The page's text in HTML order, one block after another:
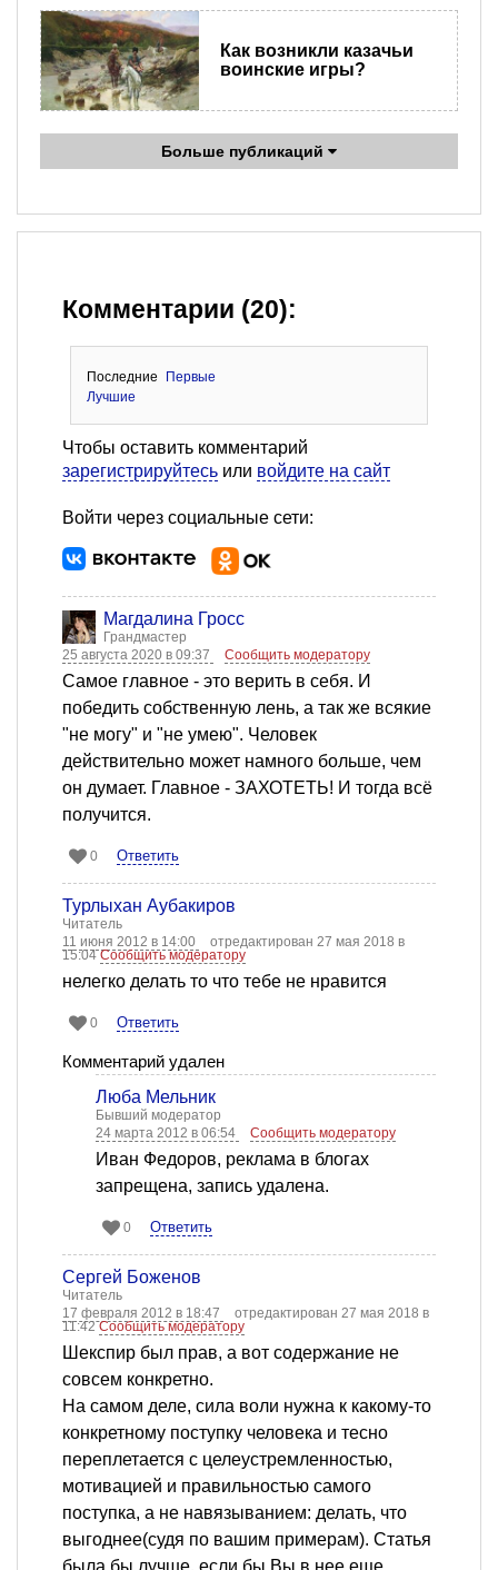
Как возникли казачьи
воинские игры?
Больше публикаций
Комментарии (20):
Последние
Первые
Лучшие
Чтобы оставить комментарий
зарегистрируйтесь или войдите на сайт
Войти через социальные сети:
Магдалина Гросс
Грандмастер
25 августа 2020 в 09:37
Сообщить модератору
Самое главное - это верить в себя. И
победить собственную лень, а так же всякие
"не могу" и "не умею". Человек
действительно может намного больше, чем
он думает. Главное - ЗАХОТЕТЬ! И тогда всё
получится.
0 Ответить
Турлыхан Аубакиров
Читатель
11 июня 2012 в 14:00
отредактирован 27 мая 2018 в
15:04Сообщить модератору
нелегко делать то что тебе не нравится
0 Ответить
Комментарий удален
Люба Мельник
Бывший модератор
24 марта 2012 в 06:54
Сообщить модератору
Иван Федоров, реклама в блогах
запрещена, запись удалена.
0 Ответить
Сергей Боженов
Читатель
17 февраля 2012 в 18:47
отредактирован 27 мая 2018 в
11:42Сообщить модератору
Шекспир был прав, а вот содержание не
совсем конкретно.
На самом деле, сила воли нужна к какому-то
конкретному поступку человека и тесно
переплетается с целеустремленностью,
мотивацией и правильностью самого
поступка, а не навязыванием: делать, что
выгоднее(судя по вашим примерам). Статья
была бы лучше, если бы Вы в нее еще